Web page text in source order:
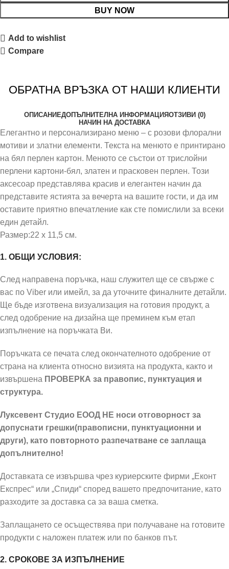
BUY NOW
Add to wishlist
Compare
ОБРАТНА ВРЪЗКА ОТ НАШИ КЛИЕНТИ
ОПИСАНИЕДОПЪЛНИТЕЛНА ИНФОРМАЦИЯОТЗИВИ (0)
НАЧИН НА ДОСТАВКА
Елегантно и персонализирано меню – с розови флорални
мотиви и златни елементи. Текста на менюто е принтирано
на бял перлен картон. Менюто се състои от трислойни
перлени картони-бял, златен и прасковен перлен. Този
аксесоар представлява красив и елегантен начин да
представите ястията за вечерта на вашите гости, и да им
оставите приятно впечатление как сте помислили за всеки
един детайл.
Размер:22 x 11,5 см.
1. ОБЩИ УСЛОВИЯ:
След направена поръчка, наш служител ще се свърже с
вас по Viber или имейл, за да уточните финалните детайли.
Ще бъде изготвена визуализация на готовия продукт, а
след одобрение на дизайна ще преминем към етап
изпълнение на поръчката Ви.
Поръчката се печата след окончателното одобрение от
страна на клиента относно визията на продукта, както и
извършена ПРОВЕРКА за правопис, пунктуация и
структура.
Луксевент Студио ЕООД НЕ носи отговорност за
допуснати грешки(правописни, пунктуационни и
други), като повторното разпечатване се заплаща
допълнително!
Доставката се извършва чрез куриерските фирми „Еконт
Експрес“ или „Спиди“ според вашето предпочитание, като
разходите за доставка са за ваша сметка.
Заплащането се осъществява при получаване на готовите
продукти с наложен платеж или по банков път.
2. СРОКОВЕ ЗА ИЗПЪЛНЕНИЕ